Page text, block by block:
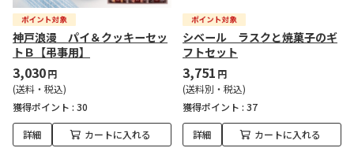
神戸浪漫 パイ＆クッキーセッ
トＢ【弔事用】
3,030円
(送料・税込)
獲得ポイント : 30
詳細 カートに入れる
シベール ラスクと焼菓子のギ
フトセット
3,751 円
(送料別・税込)
獲得ポイント : 37
詳細 カートに入れる